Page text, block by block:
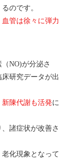
のです。
血管は徐々に弾力
NO)が分泌さ
研究データが出
陳代謝も活発に
諸症状が改善さ
化現象となって